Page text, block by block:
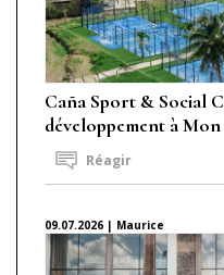
Caña Sport & Social
développement à
Réagir
09.07.2026 | Maurice